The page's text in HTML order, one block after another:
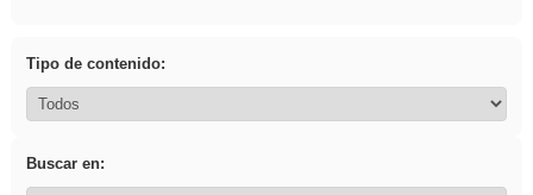
Tipo de contenido:
Buscar en: